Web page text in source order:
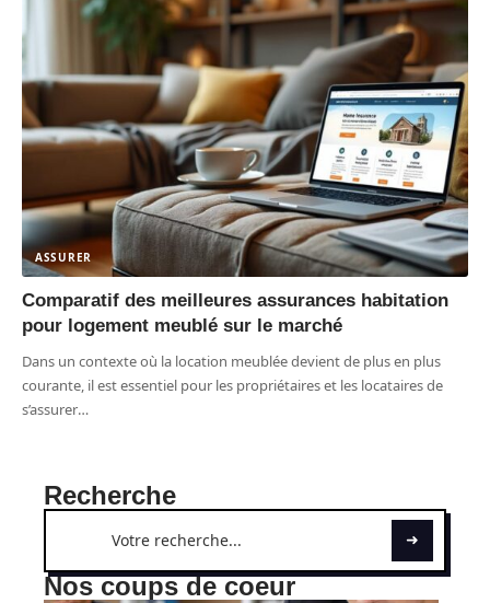
ASSURER
Comparatif des meilleures assurances habitation
pour logement meublé sur le marché
Dans un contexte où la location meublée devient de plus en plus
courante, il est essentiel pour les propriétaires et les locataires de
s’assurer…
Recherche
Nos coups de coeur